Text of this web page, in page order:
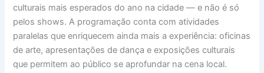
culturais mais esperados do ano na cidade — e não é só
pelos shows. A programação conta com atividades
paralelas que enriquecem ainda mais a experiência: oficinas
de arte, apresentações de dança e exposições culturais
que permitem ao público se aprofundar na cena local.